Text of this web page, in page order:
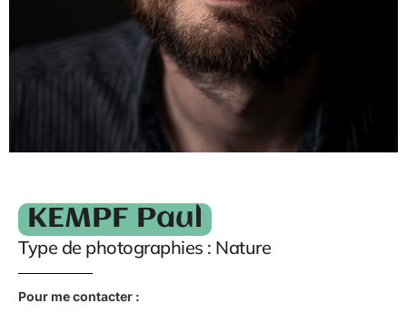
KEMPF Paul
Type de photographies : Nature
Pour me contacter :